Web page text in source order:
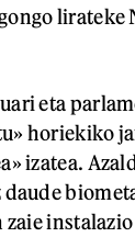
lirateke
eta
horiekiko
izatea.